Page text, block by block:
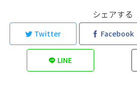
シェアする
Twitter Facebook
LINE